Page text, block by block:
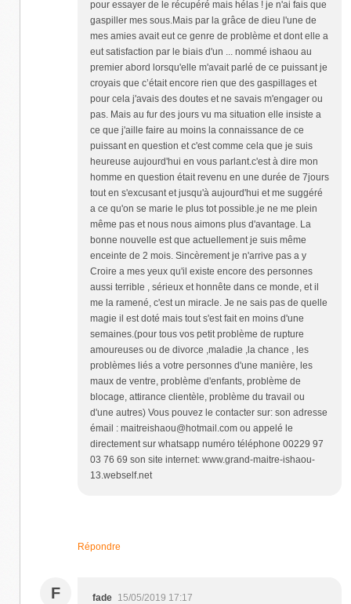
pour essayer de le récupéré mais hélas ! je n'ai fais que
gaspiller mes sous.Mais par la grâce de dieu l'une de
mes amies avait eut ce genre de problème et dont elle a
eut satisfaction par le biais d'un ... nommé ishaou au
premier abord lorsqu'elle m'avait parlé de ce puissant je
croyais que c’était encore rien que des gaspillages et
pour cela j'avais des doutes et ne savais m'engager ou
pas. Mais au fur des jours vu ma situation elle insiste a
ce que j'aille faire au moins la connaissance de ce
puissant en question et c'est comme cela que je suis
heureuse aujourd'hui en vous parlant.c'est à dire mon
homme en question était revenu en une durée de 7jours
tout en s'excusant et jusqu'à aujourd'hui et me suggéré
a ce qu'on se marie le plus tot possible.je ne me plein
même pas et nous nous aimons plus d'avantage. La
bonne nouvelle est que actuellement je suis même
enceinte de 2 mois. Sincèrement je n'arrive pas a y
Croire a mes yeux qu'il existe encore des personnes
aussi terrible , sérieux et honnête dans ce monde, et il
me la ramené, c'est un miracle. Je ne sais pas de quelle
magie il est doté mais tout s'est fait en moins d'une
semaines.(pour tous vos petit problème de rupture
amoureuses ou de divorce ,maladie ,la chance , les
problèmes liés a votre personnes d'une manière, les
maux de ventre, problème d'enfants, problème de
blocage, attirance clientèle, problème du travail ou
d'une autres) Vous pouvez le contacter sur: son adresse
émail : maitreishaou@hotmail.com ou appelé le
directement sur whatsapp numéro téléphone 00229 97
03 76 69 son site internet: www.grand-maitre-ishaou-
13.webself.net
Répondre
F fade 15/05/2019 17:17